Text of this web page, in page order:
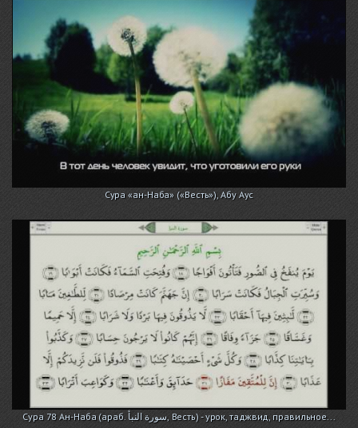
Сура «ан-Наба» («Весть»), Абу Аус
Сура 78 Ан-Наба (араб. سورة النبأ, Весть) - урок, таджвид, правильное...